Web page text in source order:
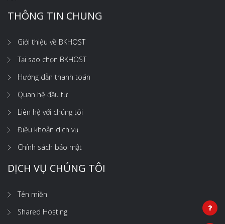
THÔNG TIN CHUNG
Giới thiệu về BKHOST
Tại sao chọn BKHOST
Hướng dẫn thanh toán
Quan hệ đầu tư
Liên hệ với chúng tôi
Điều khoản dịch vụ
Chính sách bảo mật
DỊCH VỤ CHÚNG TÔI
Tên miền
Shared Hosting